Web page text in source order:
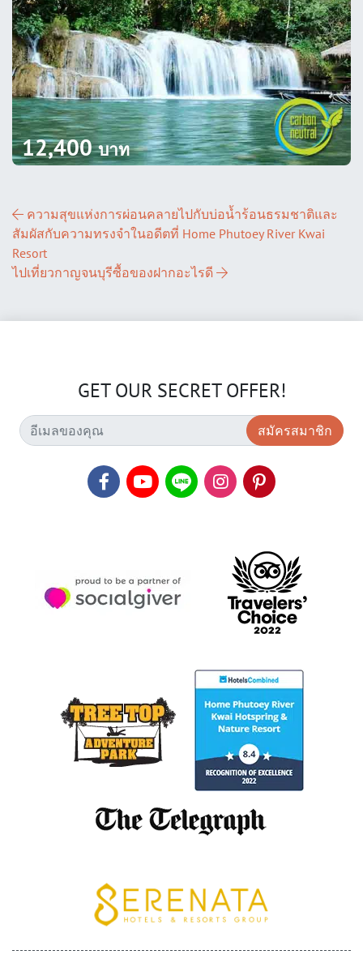
12,400บาท
ส่วนนำทางโพสต์
ความสุขแห่งการผ่อนคลายไปกับบ่อน้ำร้อนธรมชาติและ
สัมผัสกับความทรงจำในอดีตที่ Home Phutoey River Kwai
Resort
ไปเที่ยวกาญจนบุรีซื้อของฝากอะไรดี
GET OUR SECRET OFFER!
สมัครสมาชิก